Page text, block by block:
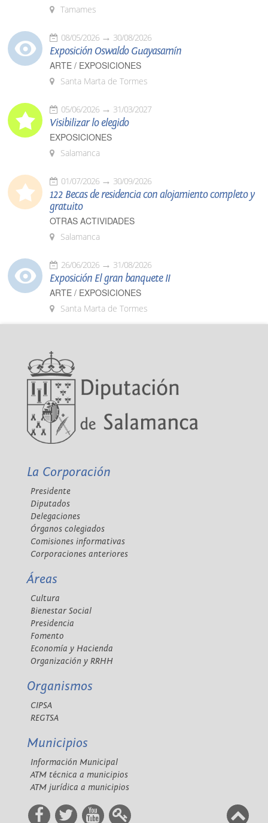
Tamames
08/05/2026 30/08/2026
Exposición Oswaldo Guayasamín
ARTE / EXPOSICIONES
Santa Marta de Tormes
05/06/2026 31/03/2027
Visibilizar lo elegido
EXPOSICIONES
Salamanca
01/07/2026 30/09/2026
122 Becas de residencia con alojamiento completo y
gratuito
OTRAS ACTIVIDADES
Salamanca
26/06/2026 31/08/2026
Exposición El gran banquete II
ARTE / EXPOSICIONES
Santa Marta de Tormes
La Corporación
Presidente
Diputados
Delegaciones
Órganos colegiados
Comisiones informativas
Corporaciones anteriores
Áreas
Cultura
Bienestar Social
Presidencia
Fomento
Economía y Hacienda
Organización y RRHH
Organismos
CIPSA
REGTSA
Municipios
Información Municipal
ATM técnica a municipios
ATM jurídica a municipios